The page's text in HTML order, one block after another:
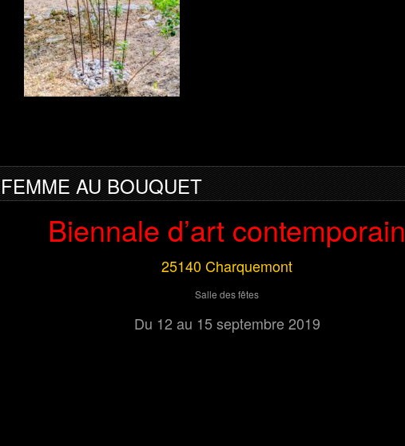
FEMME AU BOUQUET
Biennale d’art contemporain
25140 Charquemont
Salle des fêtes
Du 12 au 15 septembre 2019